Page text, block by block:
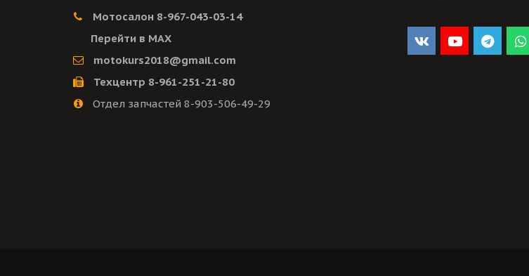
Мотосалон 8-967-043-03-14
Перейти в MAX
motokurs2018@gmail.com
Техцентр 8-961-251-21-80
Отдел запчастей 8-903-506-49-29